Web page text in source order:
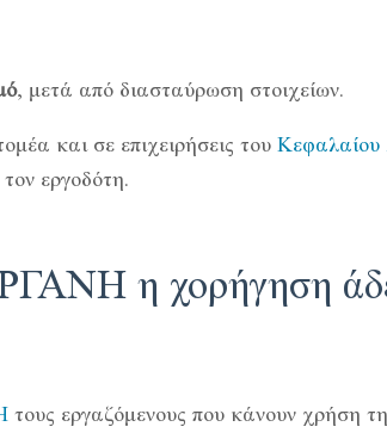
, μετά από διασταύρωση στοιχείων.
και σε επιχειρήσεις του Κεφαλαίου
εργοδότη.
η χορήγηση
τους εργαζόμενους που κάνουν χρήση